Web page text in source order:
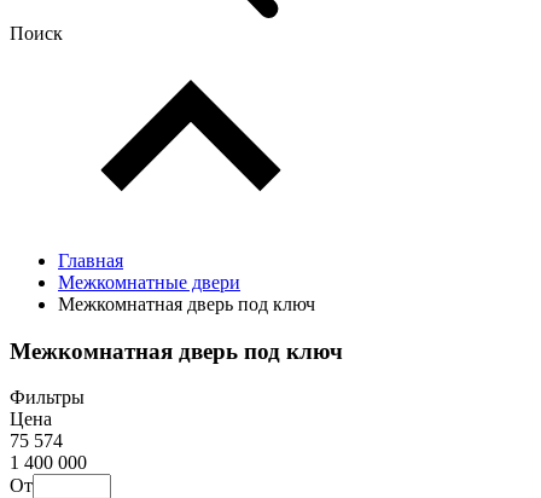
Поиск
Главная
Межкомнатные двери
Межкомнатная дверь под ключ
Межкомнатная дверь под ключ
Фильтры
Цена
75 574
1 400 000
От